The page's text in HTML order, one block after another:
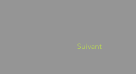
Suivant